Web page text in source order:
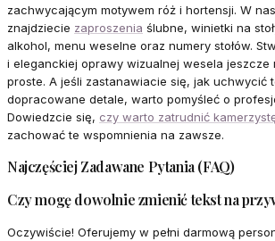
zachwycającym motywem róż i hortensji. W
znajdziecie zaproszenia ślubne, winietki na
alkohol, menu weselne oraz numery stołów.
i eleganckiej oprawy wizualnej wesela jeszcze
proste. A jeśli zastanawiacie się, jak uchwycić
dopracowane detale, warto pomyśleć o
Dowiedzcie się, czy warto zatrudnić
zachować te wspomnienia na zawsze.
Najczęściej Zadawane Pytania (FAQ)
Czy mogę dowolnie zmienić tekst na
Oczywiście! Oferujemy w pełni darmową